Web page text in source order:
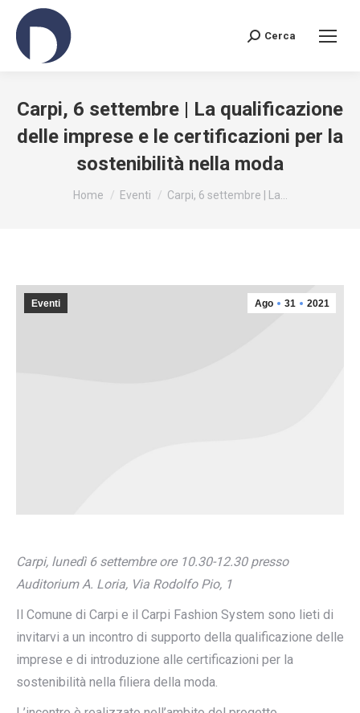
Search:
Cerca
Carpi, 6 settembre | La qualificazione
delle imprese e le certificazioni per la
sostenibilità nella moda
You are here:
Home Eventi Carpi, 6 settembre | La…
Ago 31 2021
Eventi
Carpi, lunedì 6 settembre ore 10.30-12.30 presso
Auditorium A. Loria, Via Rodolfo Pio, 1
Il Comune di Carpi e il Carpi Fashion System sono lieti di
invitarvi a un incontro di supporto della qualificazione delle
imprese e di introduzione alle certificazioni per la
sostenibilità nella filiera della moda.